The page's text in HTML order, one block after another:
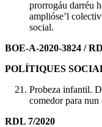
prorrogáu darréu
amplióse’l
social.
BOE-A-2020-3824 /
POLÍTIQUES
Probeza infantil.
comedor para nun
RDL 7/2020